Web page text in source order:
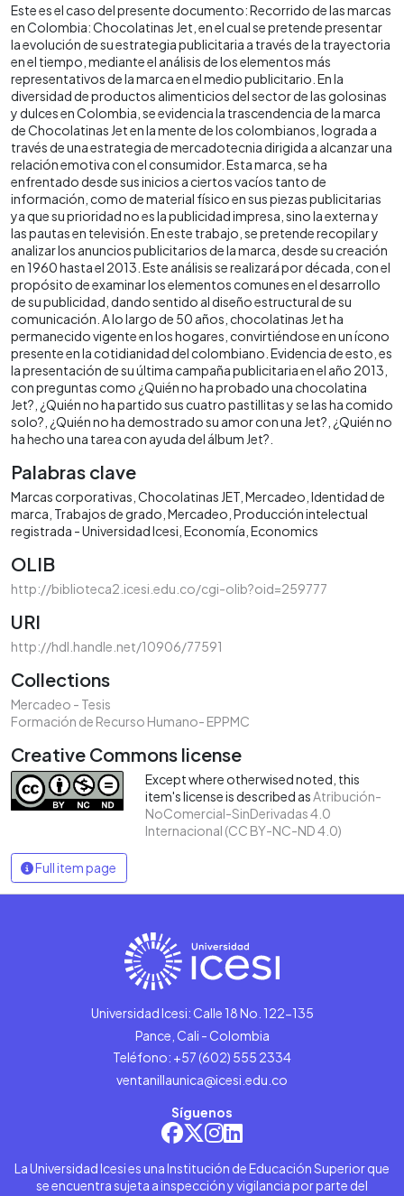
Este es el caso del presente documento: Recorrido de las marcas
en Colombia: Chocolatinas Jet, en el cual se pretende presentar
la evolución de su estrategia publicitaria a través de la trayectoria
en el tiempo, mediante el análisis de los elementos más
representativos de la marca en el medio publicitario. En la
diversidad de productos alimenticios del sector de las golosinas
y dulces en Colombia, se evidencia la trascendencia de la marca
de Chocolatinas Jet en la mente de los colombianos, lograda a
través de una estrategia de mercadotecnia dirigida a alcanzar una
relación emotiva con el consumidor. Esta marca, se ha
enfrentado desde sus inicios a ciertos vacíos tanto de
información, como de material físico en sus piezas publicitarias
ya que su prioridad no es la publicidad impresa, sino la externa y
las pautas en televisión. En este trabajo, se pretende recopilar y
analizar los anuncios publicitarios de la marca, desde su creación
en 1960 hasta el 2013. Este análisis se realizará por década, con el
propósito de examinar los elementos comunes en el desarrollo
de su publicidad, dando sentido al diseño estructural de su
comunicación. A lo largo de 50 años, chocolatinas Jet ha
permanecido vigente en los hogares, convirtiéndose en un ícono
presente en la cotidianidad del colombiano. Evidencia de esto, es
la presentación de su última campaña publicitaria en el año 2013,
con preguntas como ¿Quién no ha probado una chocolatina
Jet?, ¿Quién no ha partido sus cuatro pastillitas y se las ha comido
solo?, ¿Quién no ha demostrado su amor con una Jet?, ¿Quién no
ha hecho una tarea con ayuda del álbum Jet?.
Palabras clave
Marcas corporativas Chocolatinas JET Mercadeo Identidad de
marca Trabajos de grado Mercadeo Producción intelectual
registrada - Universidad Icesi Economía Economics
OLIB
http://biblioteca2.icesi.edu.co/cgi-olib?oid=259777
URI
http://hdl.handle.net/10906/77591
Collections
Mercadeo - Tesis
Formación de Recurso Humano- EPPMC
Creative Commons license
Except where otherwised noted, this
item's license is described asAtribución-
NoComercial-SinDerivadas 4.0
Internacional (CC BY-NC-ND 4.0)
Full item page
Universidad Icesi: Calle 18 No. 122-135
Pance, Cali - Colombia
Teléfono: +57 (602) 555 2334
ventanillaunica@icesi.edu.co
Síguenos
La Universidad Icesi es una Institución de Educación Superior que
se encuentra sujeta a inspección y vigilancia por parte del